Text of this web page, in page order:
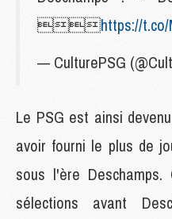
https://t.co/
— CulturePSG
Le PSG est ainsi
avoir fourni le plus de
sous l'ère
sélections avant